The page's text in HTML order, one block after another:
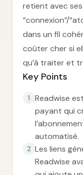
retient avec
“connexion”/
dans un fil
coûter cher si
qu’à traiter et
Key Points
1
Readwise
payant qui
automatisé.
2 Les liens
Readwise